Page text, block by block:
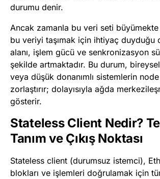
durumu denir.
Ancak zamanla bu veri seti büyümekte
bu veriyi taşımak için ihtiyaç duyduğu
alanı, işlem gücü ve senkronizasyon
şekilde artmaktadır. Bu durum, bireysel
veya düşük donanımlı sistemlerin node
zorlaştırır; dolayısıyla ağda
gösterir.
Stateless Client Nedir?
Tanım ve Çıkış Noktası
Stateless client (durumsuz istemci),
blokları ve işlemleri doğrulamak için